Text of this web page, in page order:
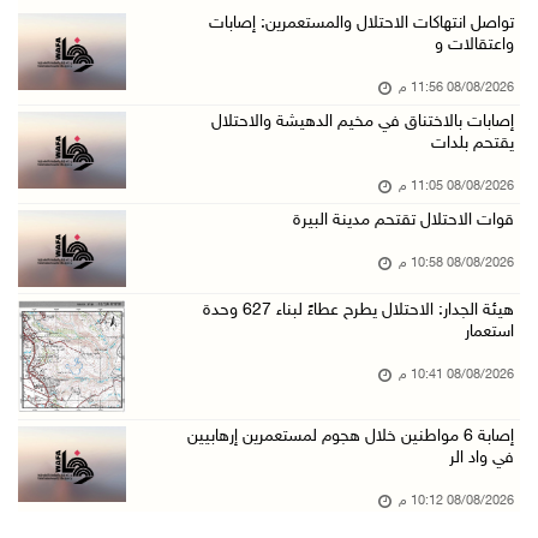
مستعمرون يهاجمون قرية أبو فلاح
مستعمرون يقتحمون بلدة بيت عور التحتا وقرية جل ...
08/آب/2026 06:39 م
الجامعة العربية الأمريكية تختتم فعاليات تخريج ...
08/آب/2026 05:52 م
تواصل انتهاكات الاحتلال والمستعمرين: إصابات
واعتقالات و
08/08/2026 11:56 م
إصابات بالاختناق في مخيم الدهيشة والاحتلال
يقتحم بلدات
08/08/2026 11:05 م
قوات الاحتلال تقتحم مدينة البيرة
08/08/2026 10:58 م
هيئة الجدار: الاحتلال يطرح عطاءً لبناء 627 وحدة
استعمار
08/08/2026 10:41 م
إصابة 6 مواطنين خلال هجوم لمستعمرين إرهابيين
في واد الر
08/08/2026 10:12 م